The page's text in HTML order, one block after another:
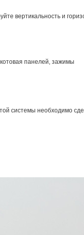
вертикальность и
панелей, зажимы
системы необходимо